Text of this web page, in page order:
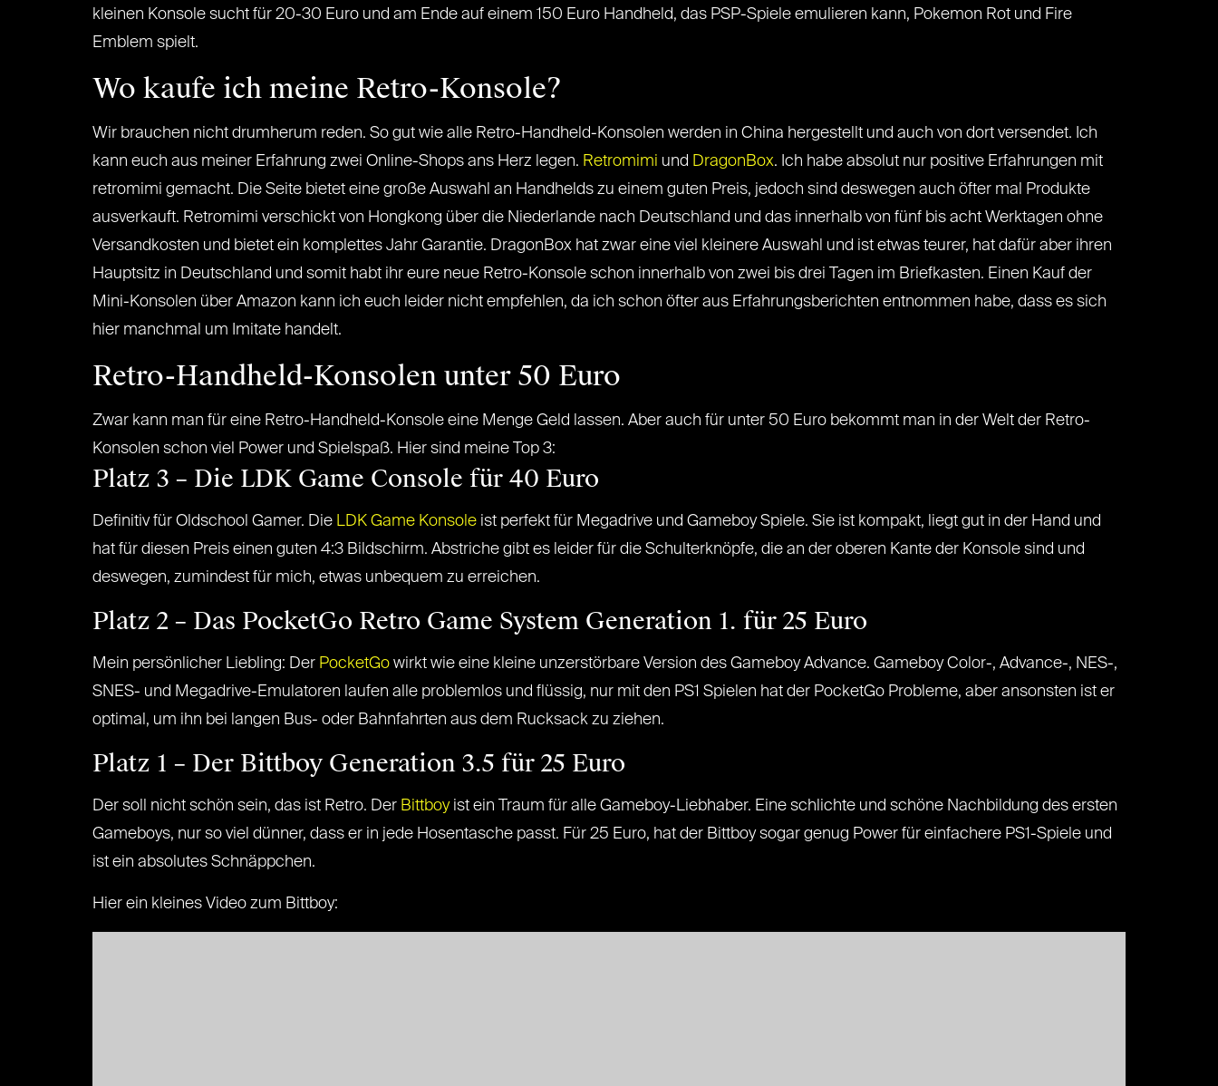
kleinen Konsole sucht für 20-30 Euro und am Ende auf einem 150 Euro Handheld, das PSP-Spiele emulieren kann, Pokemon Rot und Fire
Emblem spielt.
Wo kaufe ich meine Retro-Konsole?
Wir brauchen nicht drumherum reden. So gut wie alle Retro-Handheld-Konsolen werden in China hergestellt und auch von dort versendet. Ich
kann euch aus meiner Erfahrung zwei Online-Shops ans Herz legen. Retromimi und DragonBox. Ich habe absolut nur positive Erfahrungen mit
retromimi gemacht. Die Seite bietet eine große Auswahl an Handhelds zu einem guten Preis, jedoch sind deswegen auch öfter mal Produkte
ausverkauft. Retromimi verschickt von Hongkong über die Niederlande nach Deutschland und das innerhalb von fünf bis acht Werktagen ohne
Versandkosten und bietet ein komplettes Jahr Garantie. DragonBox hat zwar eine viel kleinere Auswahl und ist etwas teurer, hat dafür aber ihren
Hauptsitz in Deutschland und somit habt ihr eure neue Retro-Konsole schon innerhalb von zwei bis drei Tagen im Briefkasten. Einen Kauf der
Mini-Konsolen über Amazon kann ich euch leider nicht empfehlen, da ich schon öfter aus Erfahrungsberichten entnommen habe, dass es sich
hier manchmal um Imitate handelt.
Retro-Handheld-Konsolen unter 50 Euro
Zwar kann man für eine Retro-Handheld-Konsole eine Menge Geld lassen. Aber auch für unter 50 Euro bekommt man in der Welt der Retro-
Konsolen schon viel Power und Spielspaß. Hier sind meine Top 3:
Platz 3 – Die LDK Game Console für 40 Euro
Definitiv für Oldschool Gamer. Die LDK Game Konsole ist perfekt für Megadrive und Gameboy Spiele. Sie ist kompakt, liegt gut in der Hand und
hat für diesen Preis einen guten 4:3 Bildschirm. Abstriche gibt es leider für die Schulterknöpfe, die an der oberen Kante der Konsole sind und
deswegen, zumindest für mich, etwas unbequem zu erreichen.
Platz 2 – Das PocketGo Retro Game System Generation 1. für 25 Euro
Mein persönlicher Liebling: Der PocketGo wirkt wie eine kleine unzerstörbare Version des Gameboy Advance. Gameboy Color-, Advance-, NES-,
SNES- und Megadrive-Emulatoren laufen alle problemlos und flüssig, nur mit den PS1 Spielen hat der PocketGo Probleme, aber ansonsten ist er
optimal, um ihn bei langen Bus- oder Bahnfahrten aus dem Rucksack zu ziehen.
Platz 1 – Der Bittboy Generation 3.5 für 25 Euro
Der soll nicht schön sein, das ist Retro. Der Bittboyist ein Traum für alle Gameboy-Liebhaber. Eine schlichte und schöne Nachbildung des ersten
Gameboys, nur so viel dünner, dass er in jede Hosentasche passt. Für 25 Euro, hat der Bittboy sogar genug Power für einfachere PS1-Spiele und
ist ein absolutes Schnäppchen.
Hier ein kleines Video zum Bittboy: